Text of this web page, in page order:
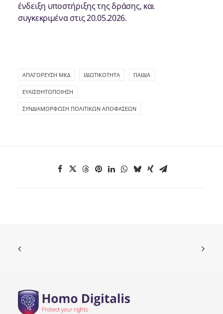
ένδειξη υποστήριξης της δράσης, και
συγκεκριμένα στις 20.05.2026.
ΑΠΑΓΌΡΕΥΣΗ ΜΚΔ ΙΔΙΩΤΙΚΌΤΗΤΑ ΠΑΙΔΙΆ
ΕΥΑΙΣΘΗΤΟΠΟΊΗΣΗ
ΣΥΝΔΙΑΜΌΡΦΩΣΗ ΠΟΛΙΤΙΚΏΝ ΑΠΟΦΆΣΕΩΝ